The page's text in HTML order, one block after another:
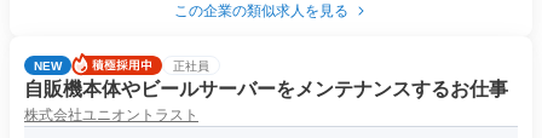
この企業の類似求人を見る
NEW 正社員
自販機本体やビールサーバーをメンテナンスするお仕事
株式会社ユニオントラスト